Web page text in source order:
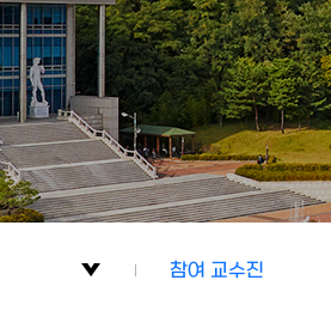
참여 교수진